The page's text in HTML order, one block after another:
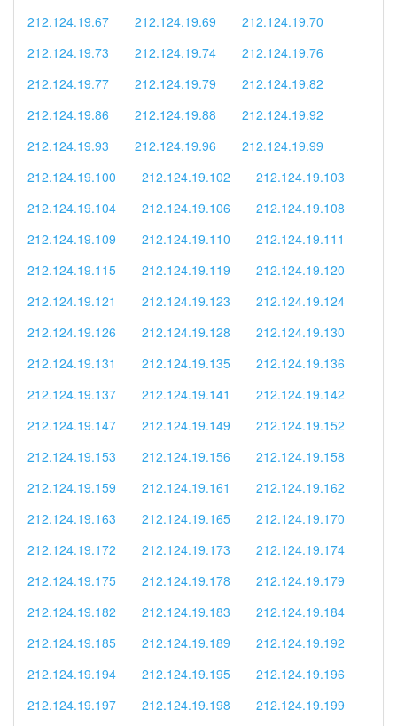
212.124.19.67
212.124.19.69
212.124.19.70
212.124.19.73
212.124.19.74
212.124.19.76
212.124.19.77
212.124.19.79
212.124.19.82
212.124.19.86
212.124.19.88
212.124.19.92
212.124.19.93
212.124.19.96
212.124.19.99
212.124.19.100
212.124.19.102
212.124.19.103
212.124.19.104
212.124.19.106
212.124.19.108
212.124.19.109
212.124.19.110
212.124.19.111
212.124.19.115
212.124.19.119
212.124.19.120
212.124.19.121
212.124.19.123
212.124.19.124
212.124.19.126
212.124.19.128
212.124.19.130
212.124.19.131
212.124.19.135
212.124.19.136
212.124.19.137
212.124.19.141
212.124.19.142
212.124.19.147
212.124.19.149
212.124.19.152
212.124.19.153
212.124.19.156
212.124.19.158
212.124.19.159
212.124.19.161
212.124.19.162
212.124.19.163
212.124.19.165
212.124.19.170
212.124.19.172
212.124.19.173
212.124.19.174
212.124.19.175
212.124.19.178
212.124.19.179
212.124.19.182
212.124.19.183
212.124.19.184
212.124.19.185
212.124.19.189
212.124.19.192
212.124.19.194
212.124.19.195
212.124.19.196
212.124.19.197
212.124.19.198
212.124.19.199